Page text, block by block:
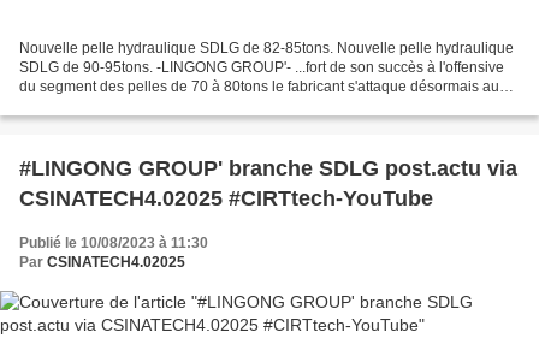
Nouvelle pelle hydraulique SDLG de 82-85tons. Nouvelle pelle hydraulique
SDLG de 90-95tons. -LINGONG GROUP'- ...fort de son succès à l'offensive
du segment des pelles de 70 à 80tons le fabricant s'attaque désormais au
#LINGONG GROUP' branche SDLG post.actu via
CSINATECH4.02025 #CIRTtech-YouTube
Publié le 10/08/2023 à 11:30
Par CSINATECH4.02025